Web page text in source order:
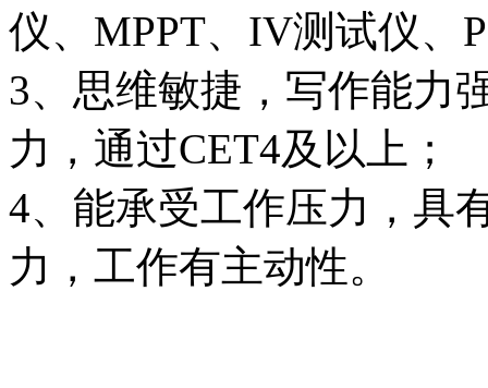
仪、MPPT、IV测试仪、
3、思维敏捷，写作能力
力，通过CET4及以上；
4、能承受工作压力，具
力，工作有主动性。